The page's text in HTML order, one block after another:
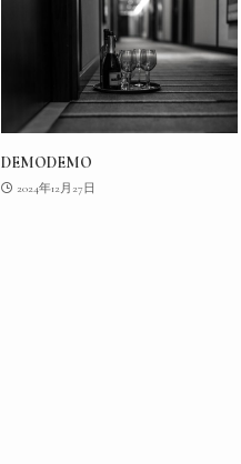
DEMODEMO
2024年12月27日